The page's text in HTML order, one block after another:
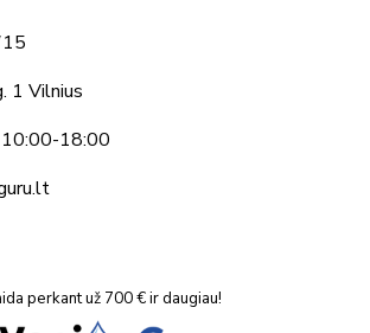
1 Vilnius
10:00-18:00
perkant už 700 € ir daugiau!